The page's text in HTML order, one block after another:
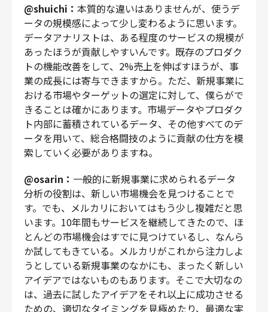
@shuichi： 本質的な違いはありませんが、使うデ
ータの規模感によって少し変わるように思います。
データアナリストは、ある程度のサービスの規模が
あったほうが貢献しやすいんです。既存のプロダク
トの機能改善をして、2%売上を伸ばすほうが、事
業の成長には寄与できますから。ただ、新規事業に
おける市場やターゲットの選定に対して、僕らがで
きることは確かにあります。市場データやプロダク
ト内部に蓄積されているデータ、その他すべてのデ
ータを用いて、総合格闘技のように貢献の仕方を模
索していく必要がありますね。
@osarin： 一般的に新規事業に求められるデータ
分析の役割は、新しい市場機会を見つけることで
す。でも、メルカリにおいてはもう少し複雑だと思
います。10年間もサービスを継続してきたので、ほ
とんどの市場機会はすでに見つけているし、なんら
か試してもきている。メルカリがこれから注力しよ
うとしている新規事業のなかにも、まったく新しい
アイデアではないものもあります。そこで大切なの
は、過去に試したアイデアをそれ以上に成功させる
ための、適切なタイミングを見極めたり、最適な実